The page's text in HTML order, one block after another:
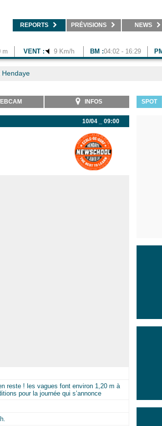
REPORTS PRÉVISIONS NEWS
m VENT : 9 Km/h BM :04:02 - 16:29
Hendaye
INFOS
10/04 _ 09:00
reste ! les vagues font environ 1,20 m à
pour la journée qui s’annonce
SPOT